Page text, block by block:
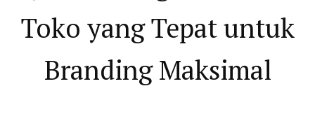
Toko yang Tepat untuk
Branding Maksimal